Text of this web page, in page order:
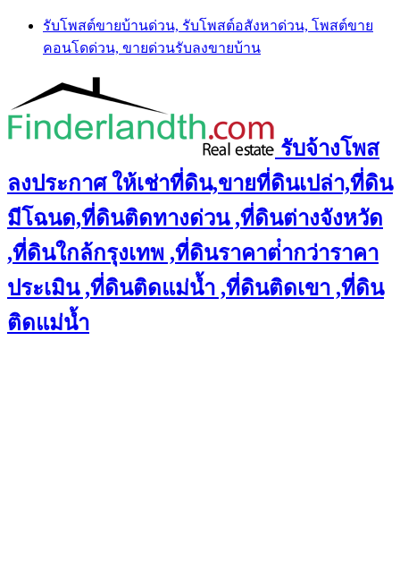
Skip
content
รับโพสต์ขายบ้านด่วน, รับโพสต์อสังหาด่วน, โพสต์ขาย
คอนโดด่วน, ขายด่วนรับลงขายบ้าน
รับจ้างโพส
ลงประกาศ ให้เช่าที่ดิน,ขายที่ดินเปล่า,ที่ดิน
มีโฉนด,ที่ดินติดทางด่วน ,ที่ดินต่างจังหวัด
,ที่ดินใกล้กรุงเทพ ,ที่ดินราคาต่ํากว่าราคา
ประเมิน ,ที่ดินติดแม่น้ำ ,ที่ดินติดเขา ,ที่ดิน
ติดแม่น้ำ